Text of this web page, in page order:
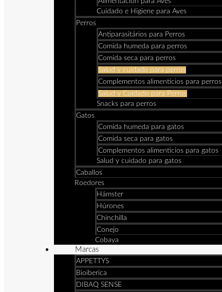
Cuidado e Higiene para Aves
Perros
Antiparasitários para Perros
Comida humeda para perros
Comida seca para perros
Salud y cuidado para perros
Complementos alimenticios para perros
Salud y Cuidado para Perros
Snacks para perros
Gatos
Comida humeda para gatos
Comida seca para gatos
Complementos alimenticios para gatos
Salud y cuidado para gatos
Caballos
Roedores
Hámster
Húrones
Chinchilla
Conejo
Cobaya
Marcas
APPETTYS
Bioiberica
DIBAQ SENSE